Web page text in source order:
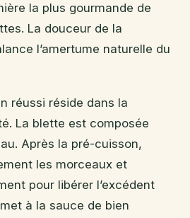
la plus gourmande de
La douceur de la
l’amertume naturelle du
réussi réside dans la
La blette est composée
Après la pré-cuisson,
les morceaux et
pour libérer l’excédent
à la sauce de bien